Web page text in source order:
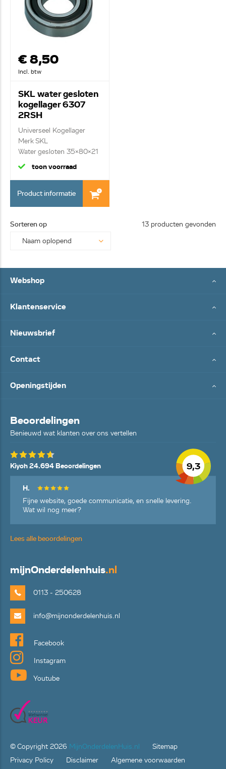
€ 8,50
Incl. btw
SKL water gesloten
kogellager 6307
2RSH
Universeel Kogellager
Merk SKL
Water gesloten 35x80x21
toon voorraad
Product informatie
Sorteren op 13 producten gevonden
Webshop
Klantenservice
Nieuwsbrief
Contact
Openingstijden
Beoordelingen
Benieuwd wat klanten over ons vertellen
9,3
Kiyoh 24.694 Beoordelingen
H.
Fijne website, goede communicatie, en snelle levering.
Wat wil nog meer?
Lees alle beoordelingen
mijnOnderdelenhuis.nl
0113 - 250628
info@mijnonderdelenhuis.nl
Facebook
Instagram
Youtube
© Copyright 2026 MijnOnderdelenHuis.nl
Sitemap
Privacy Policy
Disclaimer Algemene voorwaarden